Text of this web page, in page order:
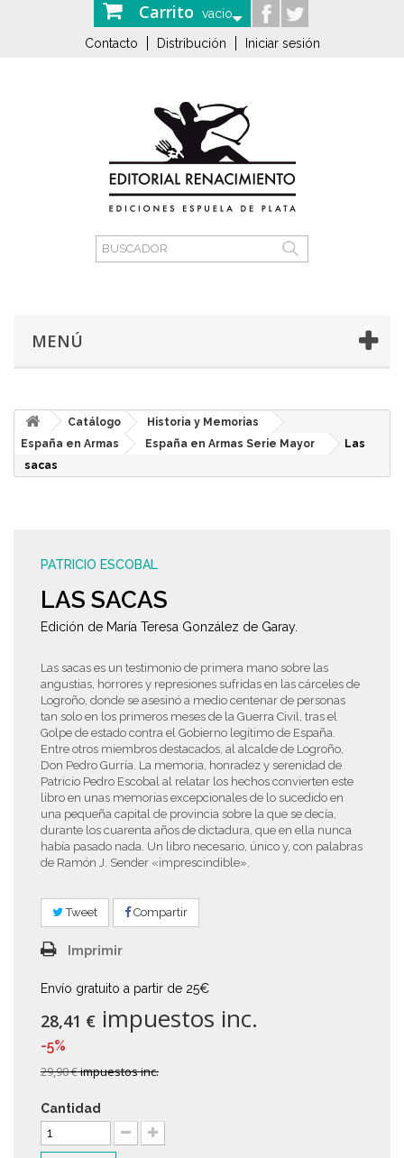
Carrito vacío
Contacto Distribución Iniciar sesión
MENÚ
Catálogo
Historia y Memorias
España en Armas
España en Armas Serie Mayor
Las
sacas
PATRICIO ESCOBAL
LAS SACAS
Edición de María Teresa González de Garay.
Las sacas es un testimonio de primera mano sobre las
angustias, horrores y represiones sufridas en las cárceles de
Logroño, donde se asesinó a medio centenar de personas
tan solo en los primeros meses de la Guerra Civil, tras el
Golpe de estado contra el Gobierno legítimo de España.
Entre otros miembros destacados, al alcalde de Logroño,
Don Pedro Gurría. La memoria, honradez y serenidad de
Patricio Pedro Escobal al relatar los hechos convierten este
libro en unas memorias excepcionales de lo sucedido en
una pequeña capital de provincia sobre la que se decía,
durante los cuarenta años de dictadura, que en ella nunca
había pasado nada. Un libro necesario, único y, con palabras
de Ramón J. Sender «imprescindible».
Tweet Compartir
Imprimir
Envío gratuito a partir de 25€
28,41 € impuestos inc.
-5%
29,90 €impuestos inc.
Cantidad